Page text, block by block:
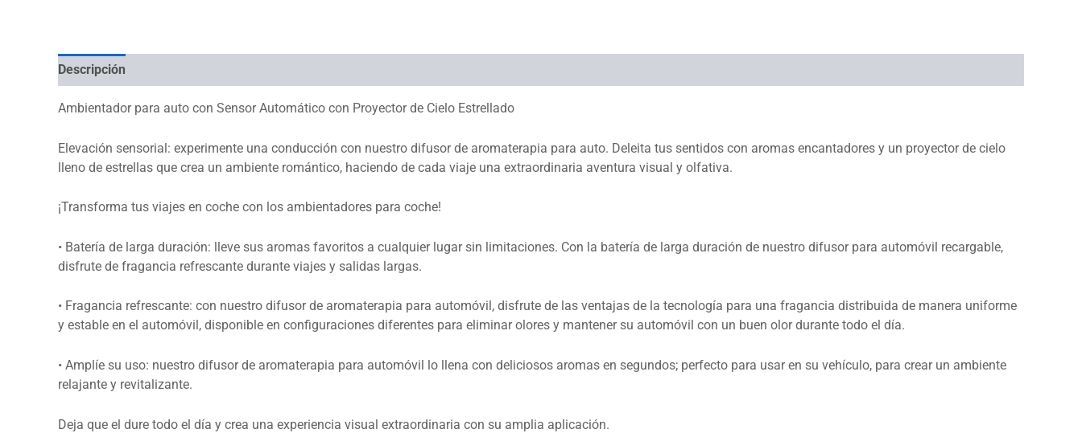
Descripción
Ambientador para auto con Sensor Automático con Proyector de Cielo Estrellado
Elevación sensorial: experimente una conducción con nuestro difusor de aromaterapia para auto. Deleita tus sentidos con aromas encantadores y un proyector de cielo
lleno de estrellas que crea un ambiente romántico, haciendo de cada viaje una extraordinaria aventura visual y olfativa.
¡Transforma tus viajes en coche con los ambientadores para coche!
• Batería de larga duración: lleve sus aromas favoritos a cualquier lugar sin limitaciones. Con la batería de larga duración de nuestro difusor para automóvil recargable,
disfrute de fragancia refrescante durante viajes y salidas largas.
• Fragancia refrescante: con nuestro difusor de aromaterapia para automóvil, disfrute de las ventajas de la tecnología para una fragancia distribuida de manera uniforme
y estable en el automóvil, disponible en configuraciones diferentes para eliminar olores y mantener su automóvil con un buen olor durante todo el día.
• Amplíe su uso: nuestro difusor de aromaterapia para automóvil lo llena con deliciosos aromas en segundos; perfecto para usar en su vehículo, para crear un ambiente
relajante y revitalizante.
Deja que el dure todo el día y crea una experiencia visual extraordinaria con su amplia aplicación.